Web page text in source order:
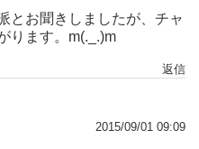
とお聞きしましたが、チャ
ります。m(._.)m
返信
2015/09/01 09:09